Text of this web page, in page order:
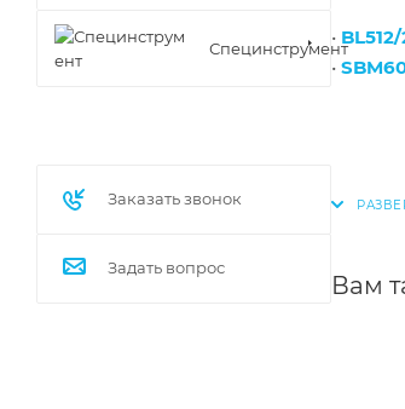
•
•
Вам
Специнструмент
Заказать звонок
Задать вопрос